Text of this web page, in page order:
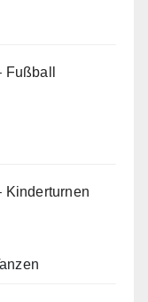
Fußball
Kinderturnen